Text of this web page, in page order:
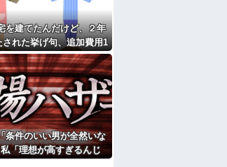
信じて下さい」 ←何で
苦痛。私「貴方は私の
れは男だから許される
ういう反応をするか」
理由がコレｗｗｗ
す。妻に酷いことばか
替えるから」と言って
を建てたんだけど、２年
された挙げ句、追加費用1
された。流石におかしい
よね？
条件のいい男が全然いな
「理想が高すぎるんじ